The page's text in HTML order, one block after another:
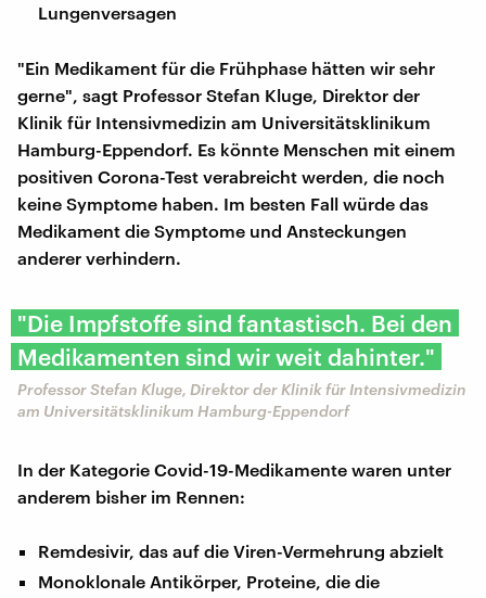
Lungenversagen
"Ein Medikament für die Frühphase hätten wir sehr
gerne", sagt Professor Stefan Kluge, Direktor der
Klinik für Intensivmedizin am Universitätsklinikum
Hamburg-Eppendorf. Es könnte Menschen mit einem
positiven Corona-Test verabreicht werden, die noch
keine Symptome haben. Im besten Fall würde das
Medikament die Symptome und Ansteckungen
anderer verhindern.
"Die Impfstoffe sind fantastisch. Bei den
Medikamenten sind wir weit dahinter."
Professor Stefan Kluge, Direktor der Klinik für Intensivmedizin
am Universitätsklinikum Hamburg-Eppendorf
In der Kategorie Covid-19-Medikamente waren unter
anderem bisher im Rennen:
Remdesivir, das auf die Viren-Vermehrung abzielt
Monoklonale Antikörper, Proteine, die die